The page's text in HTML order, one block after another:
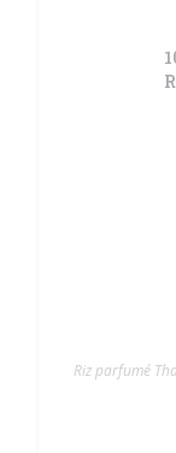
Riz parfumé